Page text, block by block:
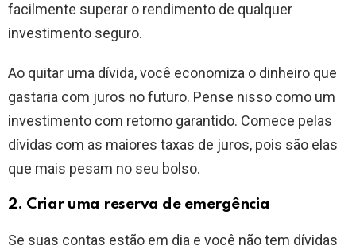
facilmente superar o rendimento de qualquer
investimento seguro.
Ao quitar uma dívida, você economiza o dinheiro que
gastaria com juros no futuro. Pense nisso como um
investimento com retorno garantido. Comece pelas
dívidas com as maiores taxas de juros, pois são elas
que mais pesam no seu bolso.
2. Criar uma reserva de emergência
Se suas contas estão em dia e você não tem dívidas